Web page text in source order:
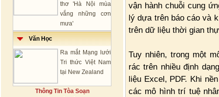
thơ 'Hà Nội mùa
vắng những cơn
mưa'
Văn Học
Ra mắt Mạng lưới
Tri thức Việt Nam
tại New Zealand
Thông Tin Tòa Soạn
vận hành chuỗi cung
lý dựa trên báo cáo và
trên dữ liệu thời gian
Tuy nhiên, trong một
rác trên nhiều định
liệu Excel, PDF. Khi
các mô hình trí tuệ